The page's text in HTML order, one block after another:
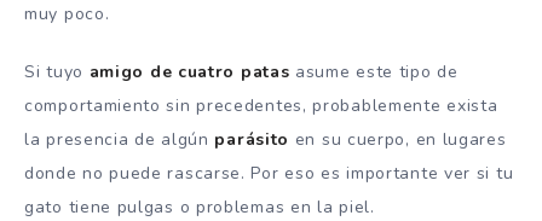
muy poco.
Si tuyo amigo de cuatro patas asume este tipo de
comportamiento sin precedentes, probablemente exista
la presencia de algún parásito en su cuerpo, en lugares
donde no puede rascarse. Por eso es importante ver si tu
gato tiene pulgas o problemas en la piel.